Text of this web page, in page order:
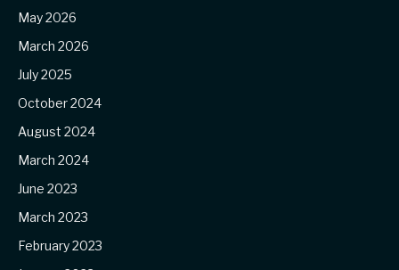
May 2026
March 2026
July 2025
October 2024
August 2024
March 2024
June 2023
March 2023
February 2023